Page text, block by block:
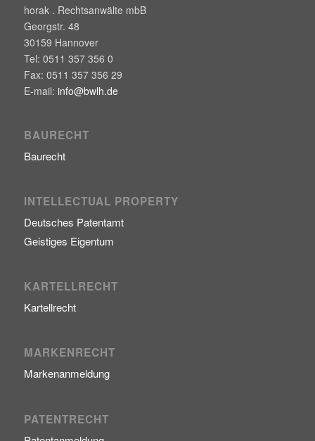
horak . Rechtsanwälte mbB
Georgstr. 48
30159 Hannover
Tel: 0511 357 356 0
Fax: 0511 357 356 29
E-mail: info@bwlh.de
BAURECHT
Baurecht
INTELLECTUAL PROPERTY
Deutsches Patentamt
Geistiges Eigentum
KARTELLRECHT
Kartellrecht
MARKENRECHT
Markenanmeldung
PATENTRECHT